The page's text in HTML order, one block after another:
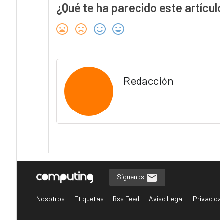
¿Qué te ha parecido este
Redacción
Síguenos
Nosotros Etiquetas Rss Feed Aviso Legal